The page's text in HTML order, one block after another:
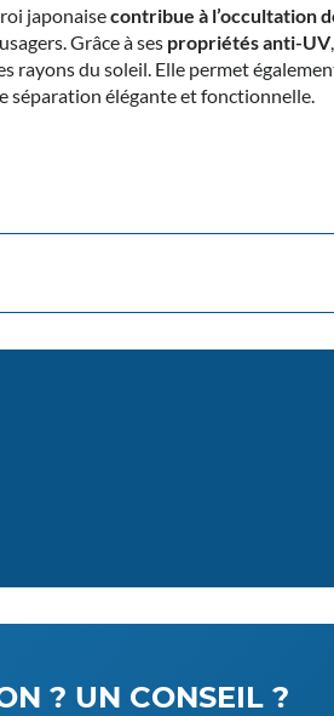
japonaisecontribue à l’occultation
Grâce à ses propriétés anti-UV
rayons du soleil. Elle permet
séparation élégante et fonctionnelle.
? UN CONSEIL ?